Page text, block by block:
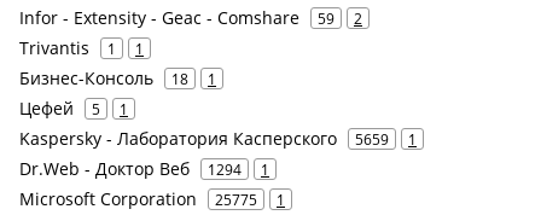
Infor - Extensity - Geac - Comshare 59 2
Trivantis 1 1
Бизнес-Консоль 18 1
Цефей 5 1
Kaspersky - Лаборатория Касперского 5659 1
Dr.Web - Доктор Веб 1294 1
Microsoft Corporation 25775 1